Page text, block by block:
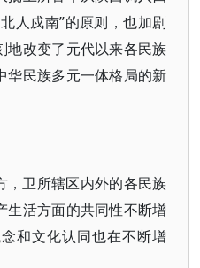
人戍南”的原则，也加剧
地改变了元代以来各民族
华民族多元一体格局的新
，卫所辖区内外的各民族
生活方面的共同性不断增
和文化认同也在不断增